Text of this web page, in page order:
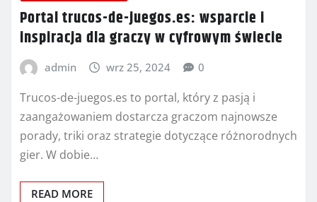
Portal trucos-de-juegos.es: wsparcie i
inspiracja dla graczy w cyfrowym świecie
admin wrz 25, 2024 0
Trucos-de-juegos.es to portal, który z pasją i
zaangażowaniem dostarcza graczom najnowsze
porady, triki oraz strategie dotyczące różnorodnych
gier. W dobie…
READ MORE